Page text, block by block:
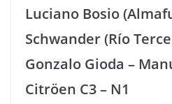
Luciano Bosio
Schwander (Río
Gonzalo Gioda –
Citröen C3 – N1